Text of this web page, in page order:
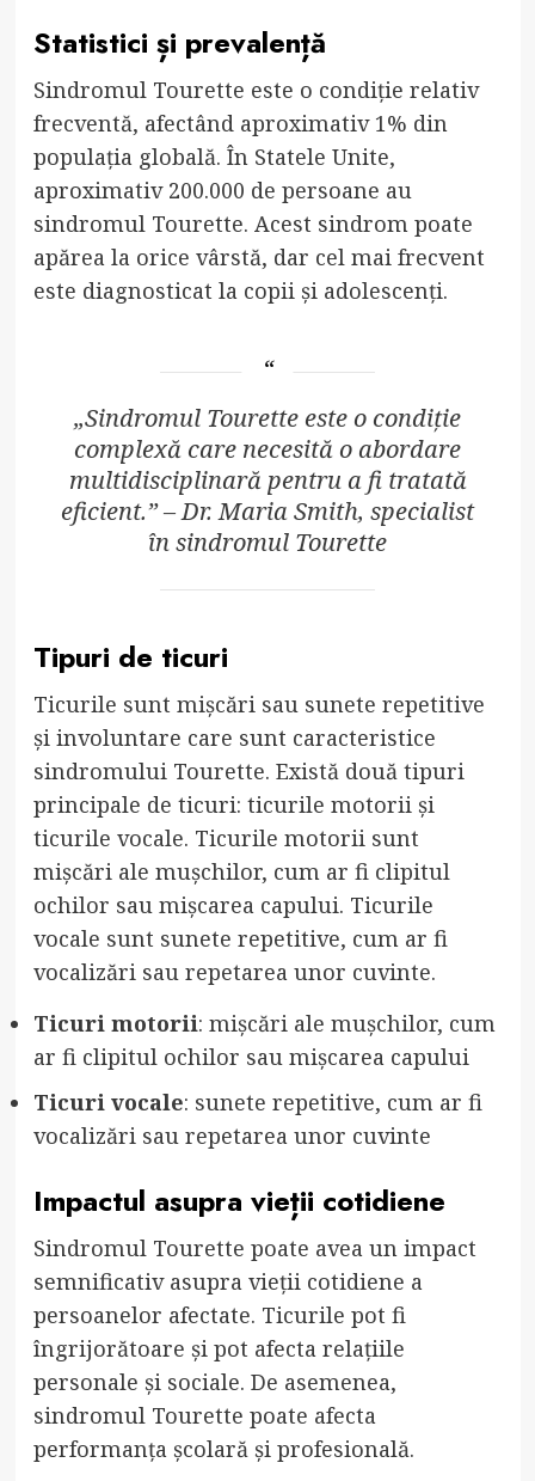
Statistici și prevalență
Sindromul Tourette este o condiție relativ
frecventă, afectând aproximativ 1% din
populația globală. În Statele Unite,
aproximativ 200.000 de persoane au
sindromul Tourette. Acest sindrom poate
apărea la orice vârstă, dar cel mai frecvent
este diagnosticat la copii și adolescenți.
„Sindromul Tourette este o condiție
complexă care necesită o abordare
multidisciplinară pentru a fi tratată
eficient.” – Dr. Maria Smith, specialist
în sindromul Tourette
Tipuri de ticuri
Ticurile sunt mișcări sau sunete repetitive
și involuntare care sunt caracteristice
sindromului Tourette. Există două tipuri
principale de ticuri: ticurile motorii și
ticurile vocale. Ticurile motorii sunt
mișcări ale mușchilor, cum ar fi clipitul
ochilor sau mișcarea capului. Ticurile
vocale sunt sunete repetitive, cum ar fi
vocalizări sau repetarea unor cuvinte.
Ticuri motorii: mișcări ale mușchilor, cum
ar fi clipitul ochilor sau mișcarea capului
Ticuri vocale: sunete repetitive, cum ar fi
vocalizări sau repetarea unor cuvinte
Impactul asupra vieții cotidiene
Sindromul Tourette poate avea un impact
semnificativ asupra vieții cotidiene a
persoanelor afectate. Ticurile pot fi
îngrijorătoare și pot afecta relațiile
personale și sociale. De asemenea,
sindromul Tourette poate afecta
performanța școlară și profesională.